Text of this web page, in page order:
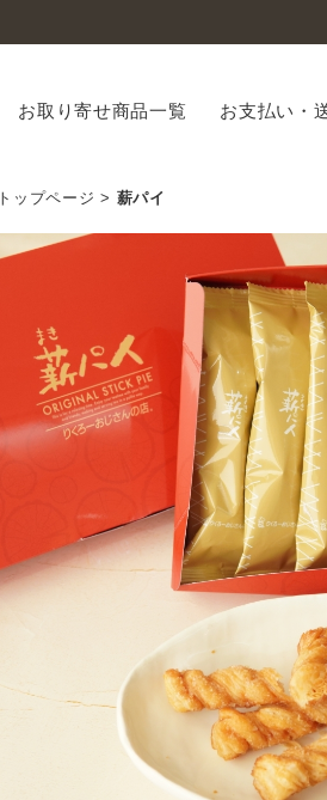
お取り寄せ商品一覧 お支払い・
トップページ > 薪パイ